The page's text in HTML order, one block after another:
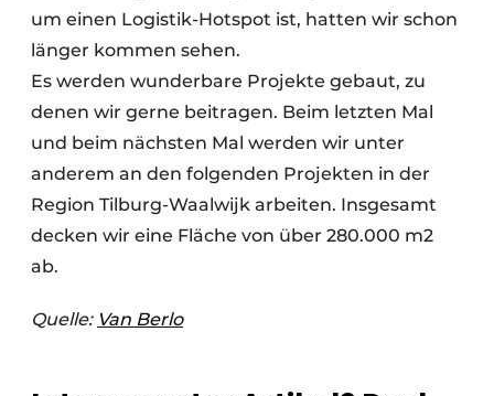
um einen Logistik-Hotspot ist, hatten wir schon
länger kommen sehen.
Es werden wunderbare Projekte gebaut, zu
denen wir gerne beitragen. Beim letzten Mal
und beim nächsten Mal werden wir unter
anderem an den folgenden Projekten in der
Region Tilburg-Waalwijk arbeiten. Insgesamt
decken wir eine Fläche von über 280.000 m2
ab.
Quelle: Van Berlo